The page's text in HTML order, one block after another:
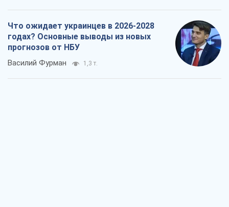
Что ожидает украинцев в 2026-2028
годах? Основные выводы из новых
прогнозов от НБУ
Василий Фурман 1,3 т.